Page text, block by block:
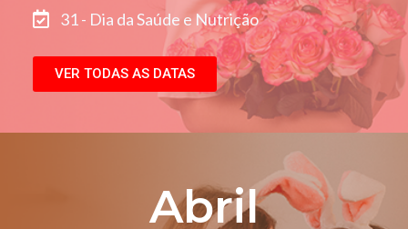
31 - Dia da Saúde e Nutrição
VER TODAS AS DATAS
Abril